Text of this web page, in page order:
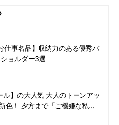
仕事名品】収納力のある優秀バ
ョルダー3選
ル】の大人気 大人のトーンアッ
色！ 夕方まで「ご機嫌な私」